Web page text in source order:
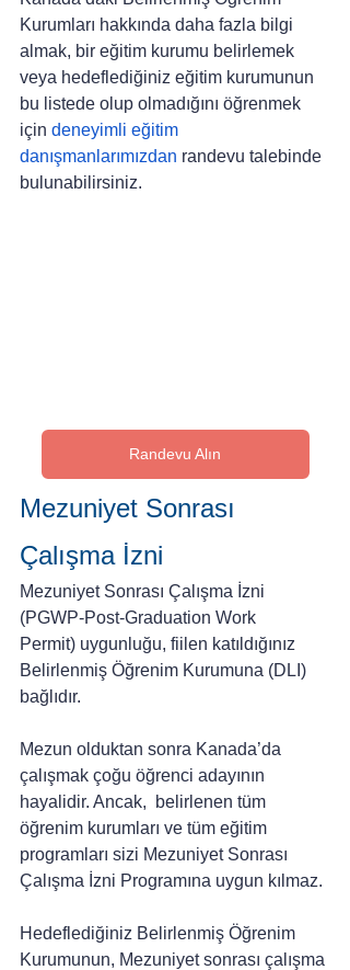
Kurumları hakkında daha fazla bilgi
almak, bir eğitim kurumu belirlemek
veya hedeflediğiniz eğitim kurumunun
bu listede olup olmadığını öğrenmek
için deneyimli eğitim
danışmanlarımızdan randevu talebinde
bulunabilirsiniz.
Randevu Alın
Mezuniyet Sonrası
Çalışma İzni
Mezuniyet Sonrası Çalışma İzni
(PGWP-Post-Graduation Work
Permit) uygunluğu, fiilen katıldığınız
Belirlenmiş Öğrenim Kurumuna (DLI)
bağlıdır.
Mezun olduktan sonra Kanada’da
çalışmak çoğu öğrenci adayının
hayalidir. Ancak,  belirlenen tüm
öğrenim kurumları ve tüm eğitim
programları sizi Mezuniyet Sonrası
Çalışma İzni Programına uygun kılmaz.
Hedeflediğiniz Belirlenmiş Öğrenim
Kurumunun, Mezuniyet sonrası çalışma